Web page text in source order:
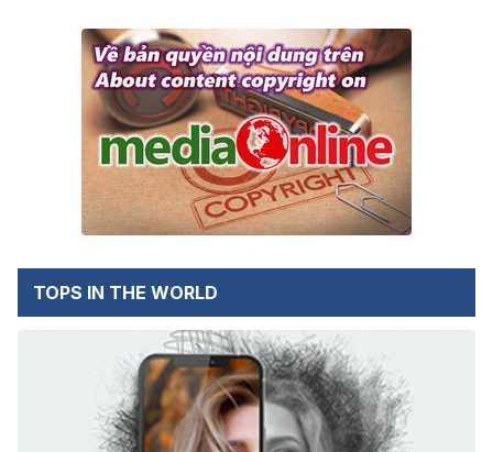
TOPS IN THE WORLD